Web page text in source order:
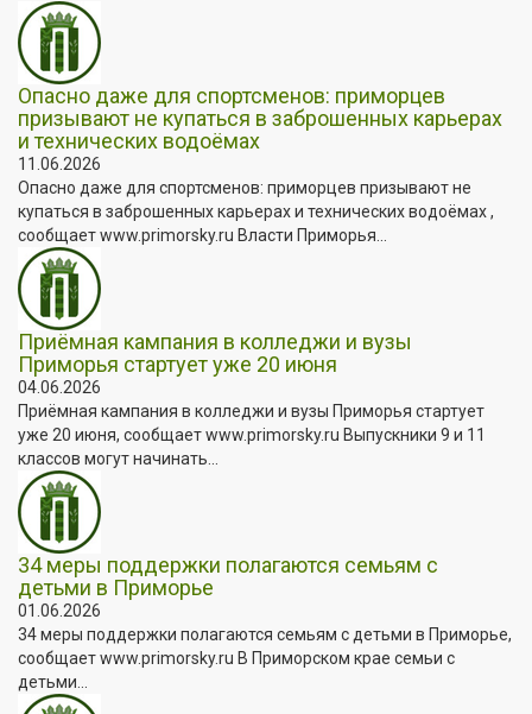
Опасно даже для спортсменов: приморцев
призывают не купаться в заброшенных карьерах
и технических водоёмах
11.06.2026
Опасно даже для спортсменов: приморцев призывают не
купаться в заброшенных карьерах и технических водоёмах ,
сообщает www.primorsky.ru Власти Приморья...
Приёмная кампания в колледжи и вузы
Приморья стартует уже 20 июня
04.06.2026
Приёмная кампания в колледжи и вузы Приморья стартует
уже 20 июня, сообщает www.primorsky.ru Выпускники 9 и 11
классов могут начинать...
34 меры поддержки полагаются семьям с
детьми в Приморье
01.06.2026
34 меры поддержки полагаются семьям с детьми в Приморье,
сообщает www.primorsky.ru В Приморском крае семьи с
детьми...